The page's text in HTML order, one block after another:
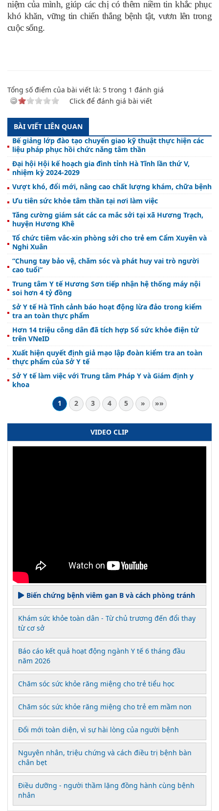
niệm của mình, giúp các chị có thêm niềm tin khắc phục
khó khăn, vững tin chiến thắng bệnh tật, vươn lên trong
cuộc sống.
Tổng số điểm của bài viết là: 5 trong 1 đánh giá
Click để đánh giá bài viết
BÀI VIẾT LIÊN QUAN
Bế giảng lớp đào tạo chuyển giao kỹ thuật thực hiện các
liệu pháp phục hồi chức năng tâm thần
Đại hội Hội kế hoạch gia đình tỉnh Hà Tĩnh lần thứ V,
nhiệm kỳ 2024-2029
Vượt khó, đổi mới, nâng cao chất lượng khám, chữa bệnh
Ưu tiên sức khỏe tâm thần tại nơi làm việc
Tăng cường giám sát các ca mắc sởi tại xã Hương Trạch,
huyện Hương Khê
Tổ chức tiêm vắc-xin phòng sởi cho trẻ em Cẩm Xuyên và
Nghi Xuân
“Chung tay bảo vệ, chăm sóc và phát huy vai trò người
cao tuổi”
Trung tâm Y tế Hương Sơn tiếp nhận hệ thống máy nội
soi hơn 4 tỷ đồng
Sở Y tế Hà Tĩnh cảnh báo hoạt động lừa đảo trong kiểm
tra an toàn thực phẩm
Hơn 14 triệu công dân đã tích hợp Sổ sức khỏe điện tử
trên VNeID
Xuất hiện quyết định giả mạo lập đoàn kiểm tra an toàn
thực phẩm của Sở Y tế
Sở Y tế làm việc với Trung tâm Pháp Y và Giám định y
khoa
1
2 3 4 5 » »»
VIDEO CLIP
Biến chứng bệnh viêm gan B và cách phòng tránh
Khám sức khỏe toàn dân - Từ chủ trương đến đổi thay
từ cơ sở
Báo cáo kết quả hoạt động ngành Y tế 6 tháng đầu
năm 2026
Chăm sóc sức khỏe răng miệng cho trẻ tiểu học
Chăm sóc sức khỏe răng miệng cho trẻ em mầm non
Đổi mới toàn diện, vì sự hài lòng của người bệnh
Nguyên nhân, triệu chứng và cách điều trị bệnh bàn
chân bẹt
Điều dưỡng - người thầm lặng đồng hành cùng bệnh
nhân